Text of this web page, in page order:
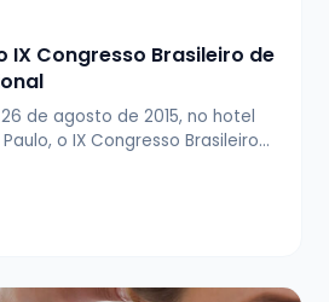
IX Congresso Brasileiro de
de agosto de 2015, no hotel
o IX Congresso Brasileiro…